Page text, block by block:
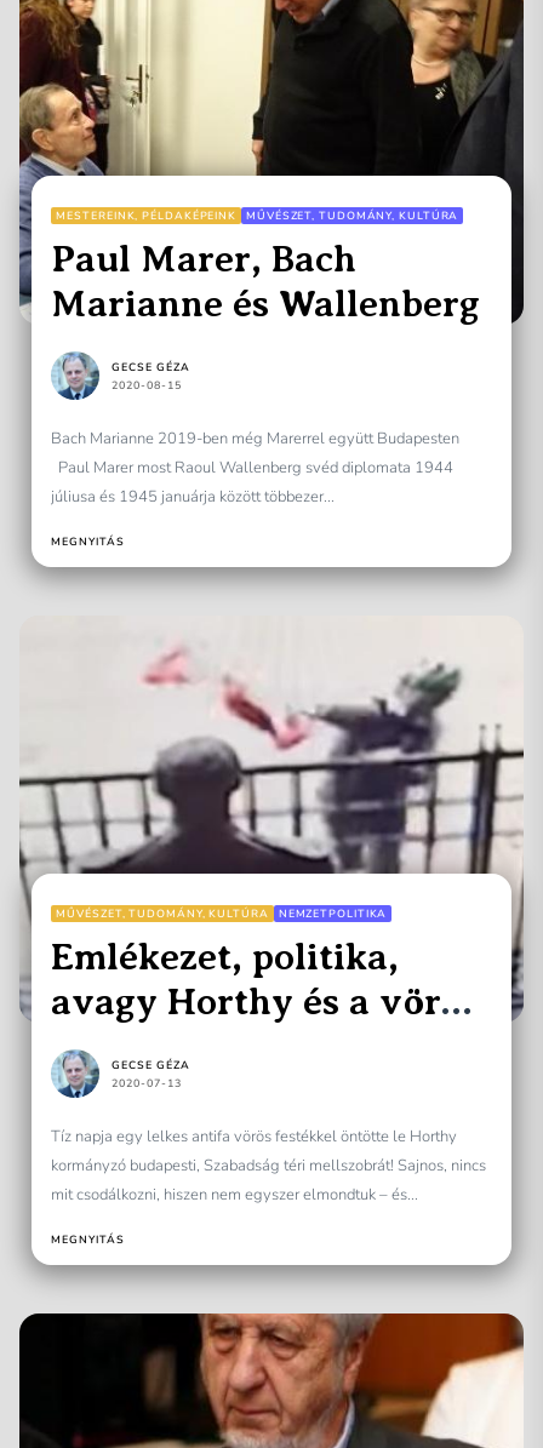
MESTEREINK, PÉLDAKÉPEINK MŰVÉSZET, TUDOMÁNY, KULTÚRA
Paul Marer, Bach
Marianne és Wallenberg
GECSE GÉZA
2020-08-15
Bach Marianne 2019-ben még Marerrel együtt Budapesten
Paul Marer most Raoul Wallenberg svéd diplomata 1944
júliusa és 1945 januárja között többezer...
MEGNYITÁS
MŰVÉSZET, TUDOMÁNY, KULTÚRA NEMZETPOLITIKA
Emlékezet, politika,
avagy Horthy és a vörös
festékGECSE GÉZA
2020-07-13
Tíz napja egy lelkes antifa vörös festékkel öntötte le Horthy
kormányzó budapesti, Szabadság téri mellszobrát! Sajnos, nincs
mit csodálkozni, hiszen nem egyszer elmondtuk – és...
MEGNYITÁS